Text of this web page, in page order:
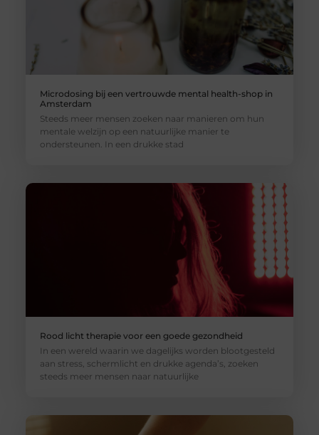
Microdosing bij een vertrouwde mental health-shop in
Amsterdam
Steeds meer mensen zoeken naar manieren om hun
mentale welzijn op een natuurlijke manier te
ondersteunen. In een drukke stad
Rood licht therapie voor een goede gezondheid
In een wereld waarin we dagelijks worden blootgesteld
aan stress, schermlicht en drukke agenda’s, zoeken
steeds meer mensen naar natuurlijke